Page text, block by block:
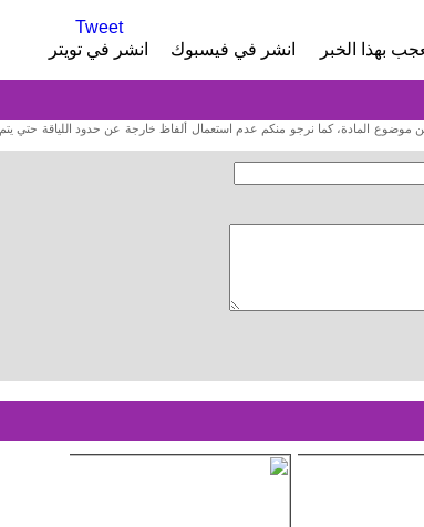
Tweet
بهذا الخبر انشر في فيسبوك انشر في تويتر
موضوع المادة، كما نرجو منكم عدم استعمال ألفاظ خارجة عن حدود اللياقة حتي يتم